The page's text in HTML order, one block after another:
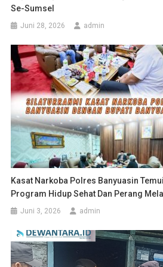
Se-Sumsel
Juni 28, 2026 admin
Kasat Narkoba Polres Banyuasin
Program Hidup Sehat Dan Perang
Juni 3, 2026 admin